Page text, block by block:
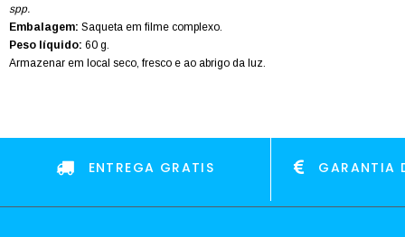
spp.
Embalagem: Saqueta em filme complexo.
Peso líquido: 60 g.
Armazenar em local seco, fresco e ao abrigo da luz.
ENTREGA GRATIS GARANTIA